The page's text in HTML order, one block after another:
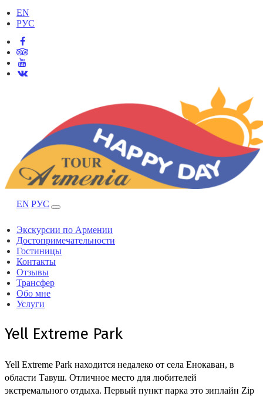
EN
РУС
EN РУС
Экскурсии по Армении
Достопримечательности
Гостиницы
Контакты
Отзывы
Трансфер
Обо мне
Услуги
Yell Extreme Park
Yell Extreme Park находится недалеко от села Енокаван, в
области Тавуш. Отличное место для любителей
экстремального отдыха. Первый пункт парка это зиплайн Zip